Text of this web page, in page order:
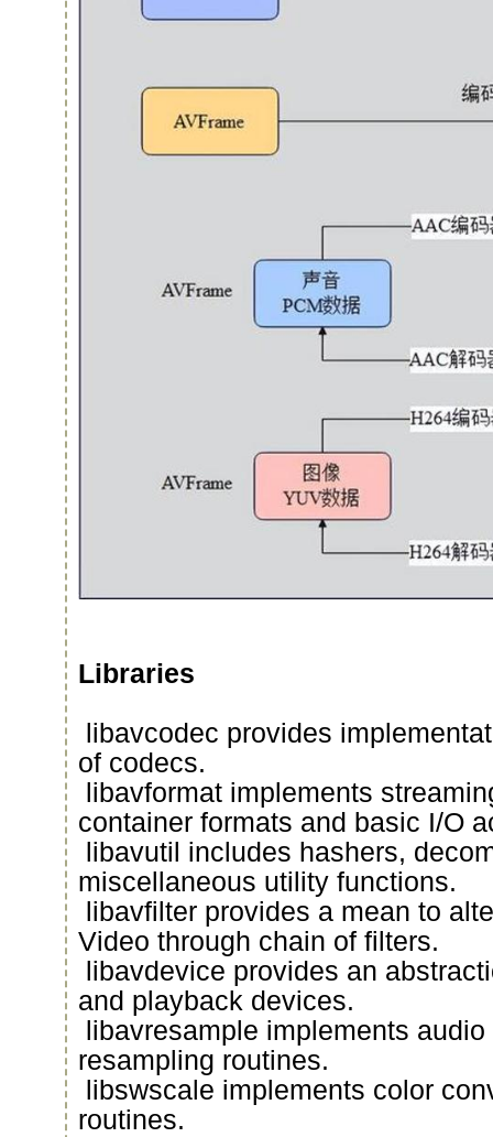
Libraries
libavcodec provides
of codecs.
libavformat implements
container formats and basic I/O
libavutil includes hashers,
miscellaneous utility functions.
libavfilter provides a mean to
Video through chain of filters.
libavdevice provides an
and playback devices.
libavresample implements
resampling routines.
libswscale implements color
routines.